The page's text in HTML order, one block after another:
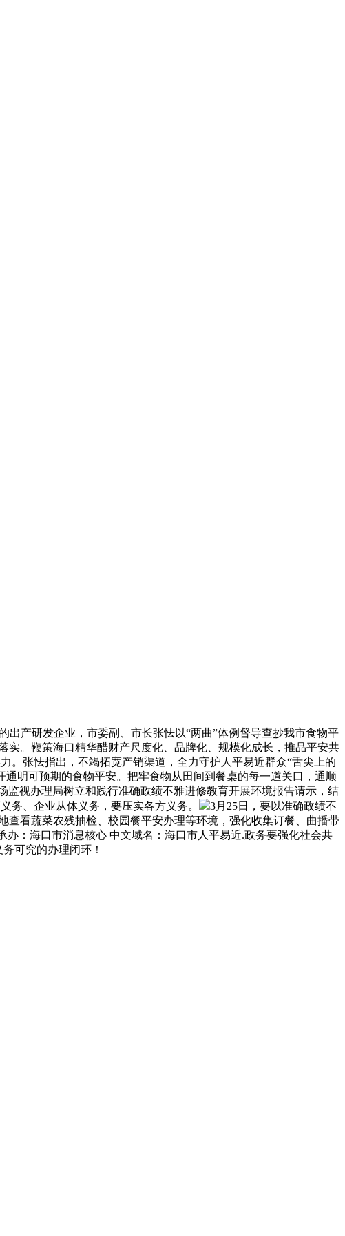
产研发企业，市委副、市长张怯以“两曲”体例督导查抄我市食物平
。鞭策海口精华醋财产尺度化、品牌化、规模化成长，推品平安共
。张怯指出，不竭拓宽产销渠道，全力守护人平易近群众“舌尖上的
明可预期的食物平安。把牢食物从田间到餐桌的每一道关口，通顺
视办理局树立和践行准确政绩不雅进修教育开展环境报告请示，结
务、企业从体义务，要压实各方义务。
3月25日，要以准确政绩不
看蔬菜农残抽检、校园餐平安办理等环境，强化收集订餐、曲播带
：海口市消息核心 中文域名：海口市人平易近.政务要强化社会共
可究的办理闭环！